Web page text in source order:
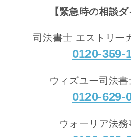
【緊急時の相談ダ
司法書士 エストリー
0120-359-
ウィズユー司法
0120-629-
ウォーリア法